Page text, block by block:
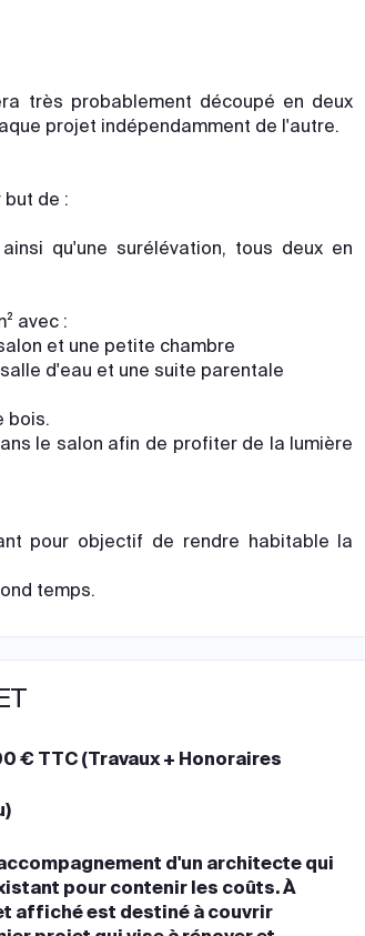
très probablement découpé en deux
projet indépendamment de l'autre.
de :
qu'une surélévation, tous deux en
avec :
et une petite chambre
d'eau et une suite parentale
bois.
le salon afin de profiter de la lumière
pour objectif de rendre habitable la
temps.
€ TTC (Travaux + Honoraires
d'un architecte qui
pour contenir les coûts. À
affiché est destiné à couvrir